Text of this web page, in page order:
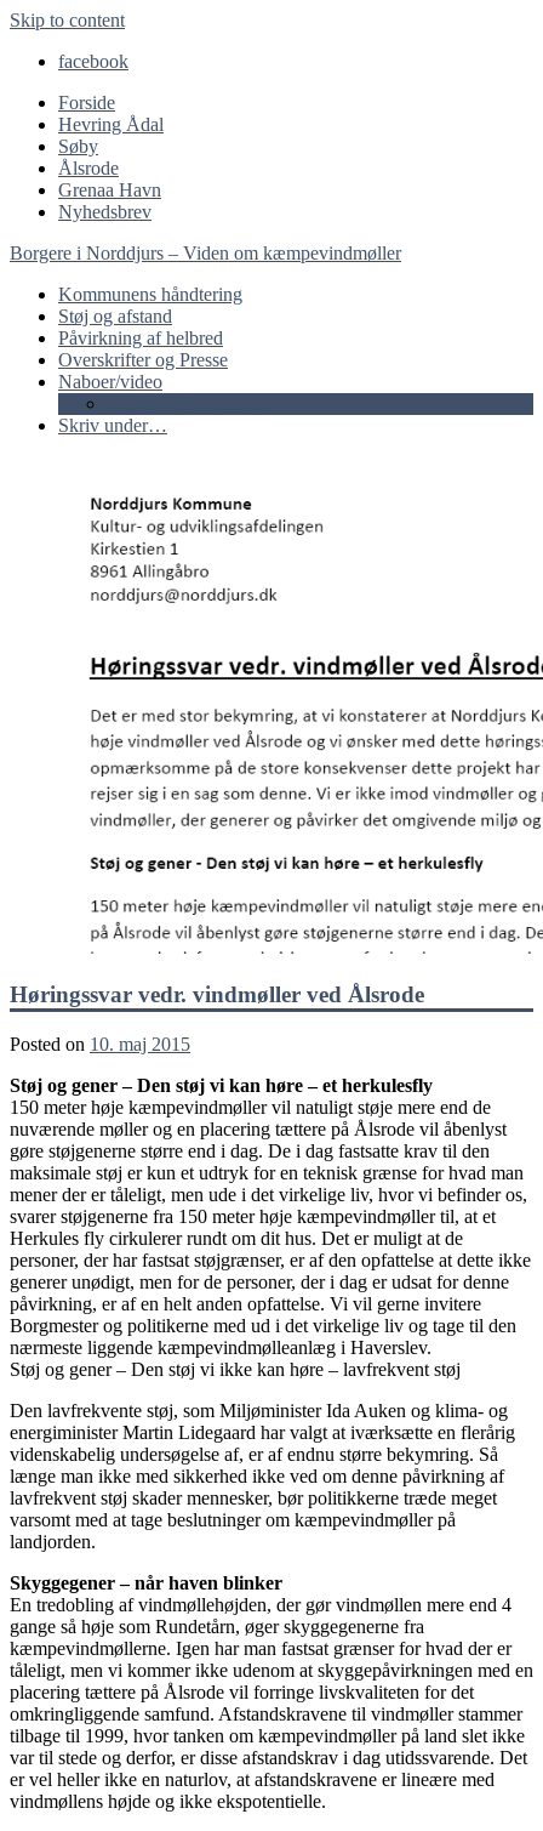
Skip to content
facebook
Forside
Hevring Ådal
Søby
Ålsrode
Grenaa Havn
Nyhedsbrev
Borgere i Norddjurs – Viden om kæmpevindmøller
Kommunens håndtering
Støj og afstand
Påvirkning af helbred
Overskrifter og Presse
Naboer/video
Skriv under…
Høringssvar vedr. vindmøller ved Ålsrode
Posted on 10. maj 2015
Støj og gener – Den støj vi kan høre – et herkulesfly
150 meter høje kæmpevindmøller vil natuligt støje mere end de
nuværende møller og en placering tættere på Ålsrode vil åbenlyst
gøre støjgenerne større end i dag. De i dag fastsatte krav til den
maksimale støj er kun et udtryk for en teknisk grænse for hvad man
mener der er tåleligt, men ude i det virkelige liv, hvor vi befinder os,
svarer støjgenerne fra 150 meter høje kæmpevindmøller til, at et
Herkules fly cirkulerer rundt om dit hus. Det er muligt at de
personer, der har fastsat støjgrænser, er af den opfattelse at dette ikke
generer unødigt, men for de personer, der i dag er udsat for denne
påvirkning, er af en helt anden opfattelse. Vi vil gerne invitere
Borgmester og politikerne med ud i det virkelige liv og tage til den
nærmeste liggende kæmpevindmølleanlæg i Haverslev.
Støj og gener – Den støj vi ikke kan høre – lavfrekvent støj
Den lavfrekvente støj, som Miljøminister Ida Auken og klima- og
energiminister Martin Lidegaard har valgt at iværksætte en flerårig
videnskabelig undersøgelse af, er af endnu større bekymring. Så
længe man ikke med sikkerhed ikke ved om denne påvirkning af
lavfrekvent støj skader mennesker, bør politikkerne træde meget
varsomt med at tage beslutninger om kæmpevindmøller på
landjorden.
Skyggegener – når haven blinker
En tredobling af vindmøllehøjden, der gør vindmøllen mere end 4
gange så høje som Rundetårn, øger skyggegenerne fra
kæmpevindmøllerne. Igen har man fastsat grænser for hvad der er
tåleligt, men vi kommer ikke udenom at skyggepåvirkningen med en
placering tættere på Ålsrode vil forringe livskvaliteten for det
omkringliggende samfund. Afstandskravene til vindmøller stammer
tilbage til 1999, hvor tanken om kæmpevindmøller på land slet ikke
var til stede og derfor, er disse afstandskrav i dag utidssvarende. Det
er vel heller ikke en naturlov, at afstandskravene er lineære med
vindmøllens højde og ikke ekspotentielle.